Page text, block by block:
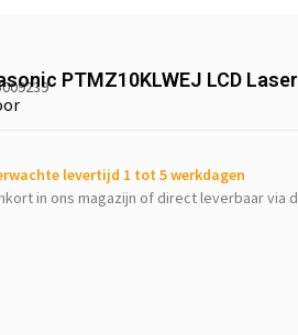
PTMZ10KLWEJ LCD
levertijd 1 tot 5 werkdagen
in ons magazijn of direct leverbaar via